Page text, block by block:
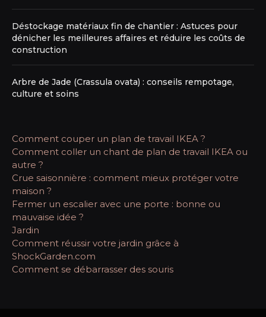
Déstockage matériaux fin de chantier : Astuces pour
dénicher les meilleures affaires et réduire les coûts de
construction
Arbre de Jade (Crassula ovata) : conseils rempotage,
culture et soins
Comment couper un plan de travail IKEA ?
Comment coller un chant de plan de travail IKEA ou
autre ?
Crue saisonnière : comment mieux protéger votre
maison ?
Fermer un escalier avec une porte : bonne ou
mauvaise idée ?
Jardin
Comment réussir votre jardin grâce à
ShockGarden.com
Comment se débarrasser des souris